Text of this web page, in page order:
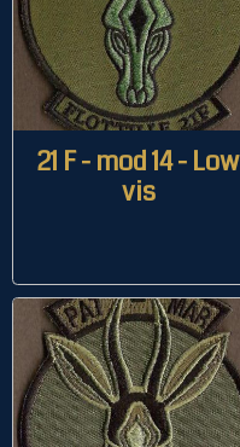
21 F - mod 14 - Low
vis